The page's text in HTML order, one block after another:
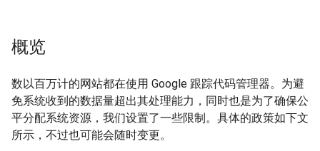
概览
数以百万计的网站都在使用 Google 跟踪代码管理器。为避
免系统收到的数据量超出其处理能力，同时也是为了确保公
平分配系统资源，我们设置了一些限制。具体的政策如下文
所示，不过也可能会随时变更。